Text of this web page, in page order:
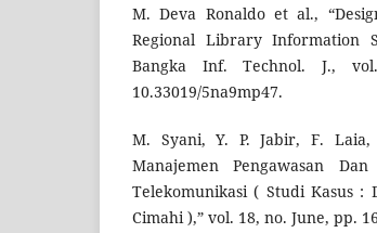
M. Deva Ronaldo et al.,
Regional Library Information
Bangka Inf. Technol. J.,
10.33019/5na9mp47.
M. Syani, Y. P. Jabir, F.
Manajemen Pengawasan
Telekomunikasi ( Studi Kasus :
Cimahi ),” vol. 18, no. June, pp.